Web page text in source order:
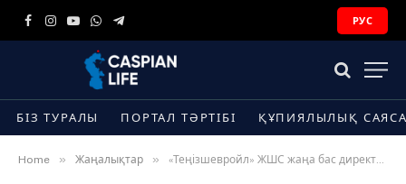
Facebook
Instagram
YouTube
WhatsApp
Telegram
РУС
БІЗ ТУРАЛЫ ПОРТАЛ ТӘРТІБІ ҚҰПИЯЛЫЛЫҚ
Home » Жаңалықтар » «Теңізшевройл» ЖШС жаңа бас директоры тағайындалды